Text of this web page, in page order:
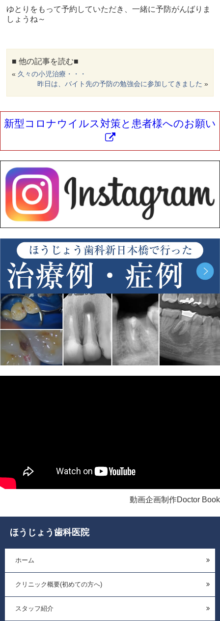
ゆとりをもって予約していただき、一緒に予防がんばりま
しょうね～
■ 他の記事を読む■
« 久々の小児治療・・・
昨日は、バイト先の予防の勉強会に参加してきました »
新型コロナウイルス対策と患者様へのお願い
動画企画制作Doctor Book
ほうじょう歯科医院
ホーム
クリニック概要(初めての方へ)
スタッフ紹介